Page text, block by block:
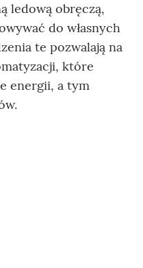
ledową obręczą,
do własnych
te pozwalają na
które
energii, a tym